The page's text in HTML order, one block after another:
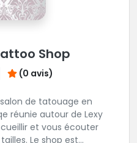
Shop
(0 avis)
de tatouage en
réunie autour de Lexy
et vous écouter
Le shop est